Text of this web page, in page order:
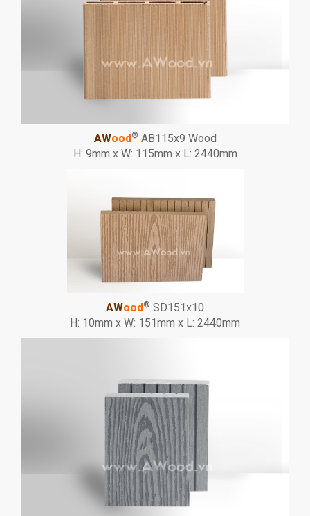
AWood® AB115x9 Wood
H: 9mm x W: 115mm x L: 2440mm
AWood ® SD151x10
H: 10mm x W: 151mm x L: 2440mm